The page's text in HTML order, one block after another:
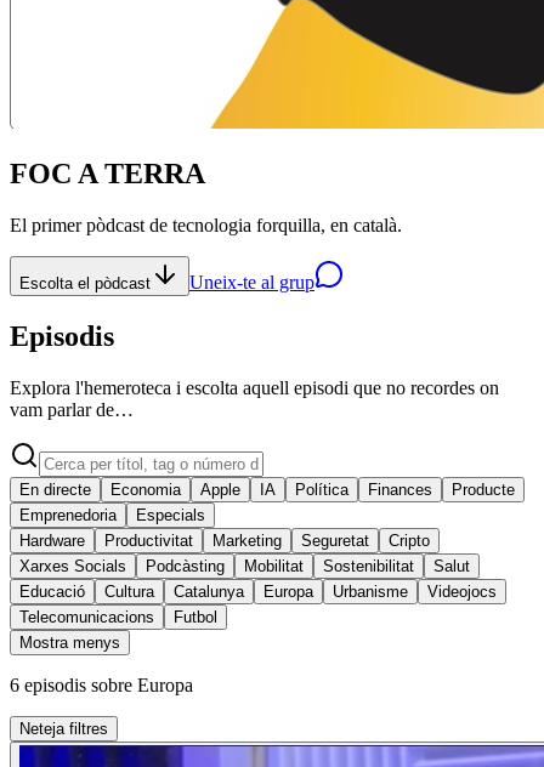
FOC A TERRA
El primer pòdcast de tecnologia forquilla, en català.
Escolta el pòdcast Uneix-te al grup
Episodis
Explora l'hemeroteca i escolta aquell episodi que no recordes on
vam parlar de…
En directe Economia Apple IA Política Finances
Producte
Emprenedoria
Especials
Hardware
Productivitat Marketing Seguretat
Cripto
Xarxes Socials
Podcàsting Mobilitat Sostenibilitat
Salut
Educació
Cultura Catalunya Europa Urbanisme
Videojocs
Telecomunicacions
Futbol
Mostra menys
6 episodis sobre Europa
Neteja filtres